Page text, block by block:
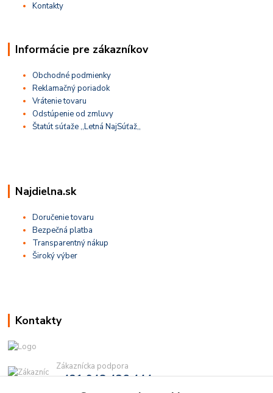
Kontakty
Informácie pre zákazníkov
Obchodné podmienky
Reklamačný poriadok
Vrátenie tovaru
Odstúpenie od zmluvy
Štatút súťaže ,,Letná NajSúťaž,,
Najdielna.sk
Doručenie tovaru
Bezpečná platba
Transparentný nákup
Široký výber
Kontakty
Zákaznícka podpora
+421 948 436 444